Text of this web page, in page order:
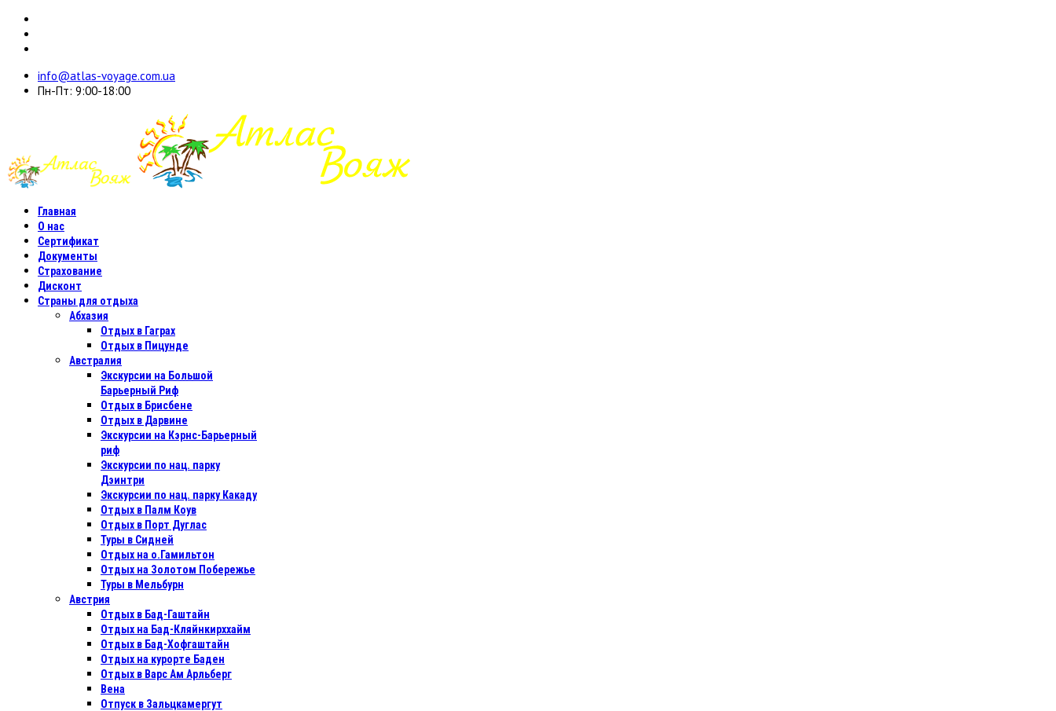
info@atlas-voyage.com.ua
Пн-Пт: 9:00-18:00
Главная
О нас
Сертификат
Документы
Страхование
Дисконт
Страны для отдыха
Абхазия
Отдых в Гаграх
Отдых в Пицунде
Австралия
Экскурсии на Большой
Барьерный Риф
Отдых в Бриcбене
Отдых в Дарвине
Экскурсии на Кэрнс-Барьерный
риф
Экскурсии по нац. парку
Дэинтри
Экскурсии по нац. парку Какаду
Отдых в Палм Коув
Отдых в Порт Дуглас
Туры в Сидней
Отдых на о.Гамильтон
Отдых на Золотом Побережье
Туры в Мельбурн
Австрия
Отдых в Бад-Гаштайн
Отдых на Бад-Кляйнкирххайм
Отдых в Бад-Хофгаштайн
Отдых на курорте Баден
Отдых в Варс Ам Арльберг
Вена
Отпуск в Зальцкамергут